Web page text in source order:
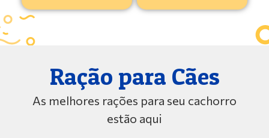
Ração para Cães
As melhores rações para seu cachorro
estão aqui